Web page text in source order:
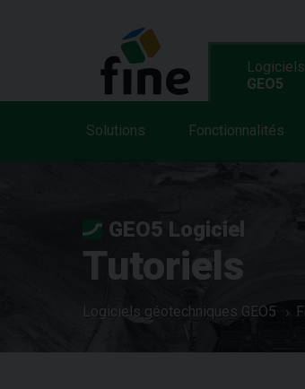
GEO5
Solutions Fonctionnalités
GEO5 Logiciel
Tutoriels
Logiciels géotechniques GEO5